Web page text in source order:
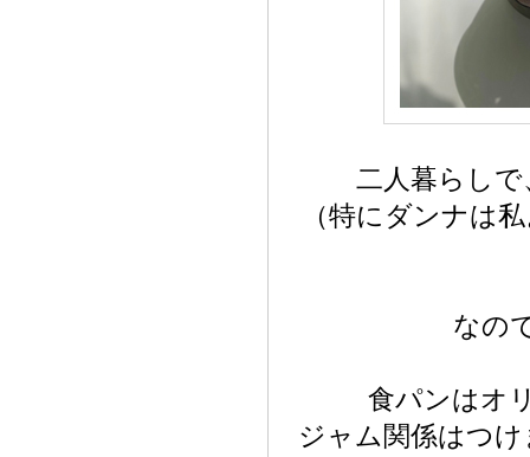
二人暮らし
（特にダンナは
なの
食パンはオ
ジャム関係はつ